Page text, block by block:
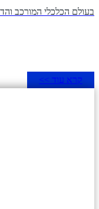
בעולם הכלכלי המורכב
קרא עוד >>